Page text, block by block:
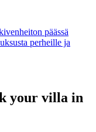
päässä
perheille ja
your villa in